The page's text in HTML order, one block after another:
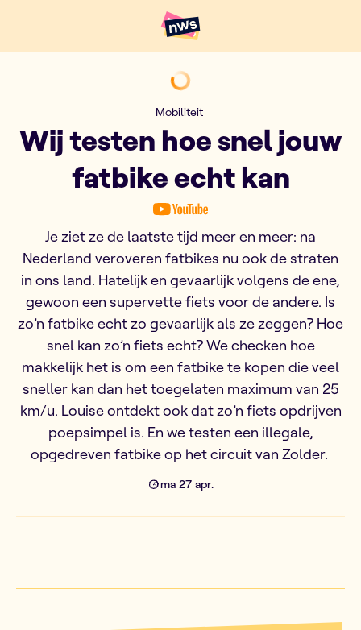
Hoofdpunten VRT NWS
Wij testen hoe snel jouw
Mobiliteit
Wij testen hoe snel jouw
fatbike echt kan
Je ziet ze de laatste tijd meer en meer: na
Nederland veroveren fatbikes nu ook de straten
in ons land. Hatelijk en gevaarlijk volgens de ene,
gewoon een supervette fiets voor de andere. Is
zo’n fatbike echt zo gevaarlijk als ze zeggen? Hoe
snel kan zo’n fiets echt? We checken hoe
makkelijk het is om een fatbike te kopen die veel
sneller kan dan het toegelaten maximum van 25
km/u. Louise ontdekt ook dat zo’n fiets opdrijven
poepsimpel is. En we testen een illegale,
opgedreven fatbike op het circuit van Zolder.
ma 27 apr.